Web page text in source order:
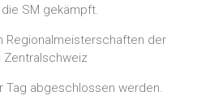
SM gekämpft.
Regionalmeisterschaften der
Zentralschweiz
Tag abgeschlossen werden.